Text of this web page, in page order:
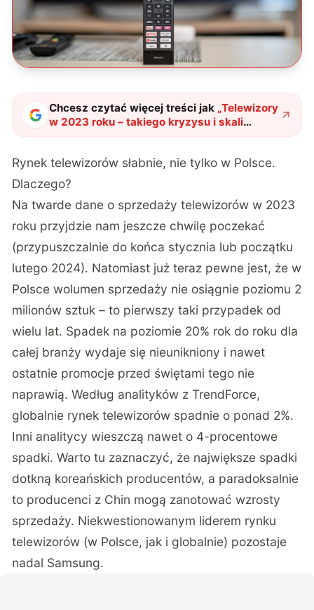
Chcesz czytać więcej treści jak „Telewizory
w 2023 roku – takiego kryzysu i skali
niespodzianek jeszcze rynek nie widział"?
Rynek telewizorów słabnie, nie tylko w Polsce.
Dlaczego?
Na twarde dane o sprzedaży telewizorów w 2023
roku przyjdzie nam jeszcze chwilę poczekać
(przypuszczalnie do końca stycznia lub początku
lutego 2024). Natomiast już teraz pewne jest, że w
Polsce wolumen sprzedaży nie osiągnie poziomu 2
milionów sztuk – to pierwszy taki przypadek od
wielu lat. Spadek na poziomie 20% rok do roku dla
całej branży wydaje się nieunikniony i nawet
ostatnie promocje przed świętami tego nie
naprawią. Według analityków z TrendForce,
globalnie rynek telewizorów spadnie o ponad 2%.
Inni analitycy wieszczą nawet o 4-procentowe
spadki. Warto tu zaznaczyć, że największe spadki
dotkną koreańskich producentów, a paradoksalnie
to producenci z Chin mogą zanotować wzrosty
sprzedaży. Niekwestionowanym liderem rynku
telewizorów (w Polsce, jak i globalnie) pozostaje
nadal Samsung.